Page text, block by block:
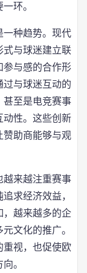
环。
一种趋势。现代
式与球迷建立联
参与感的合作形
与球迷互动的
甚至是电竞赛事
动性。这些创新
赞助商能够与观
越来越注重赛事
求经济效益，
，越来越多的企
文化的推广。
重视，也促使欧
。